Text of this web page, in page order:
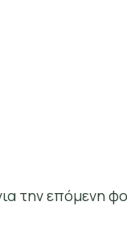
την επόμενη